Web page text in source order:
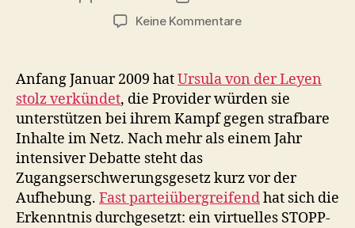
Keine Kommentarezu
Ecken
in
der
EU-
Kommission
Anfang Januar 2009 hatUrsula von der Leyen
stolz verkündet, die Provider würden sie
unterstützen bei ihrem Kampf gegen strafbare
Inhalte im Netz. Nach mehr als einem Jahr
intensiver Debatte steht das
Zugangserschwerungsgesetz kurz vor der
Aufhebung. Fast parteiübergreifendhat sich die
Erkenntnis durchgesetzt: ein virtuelles STOPP-